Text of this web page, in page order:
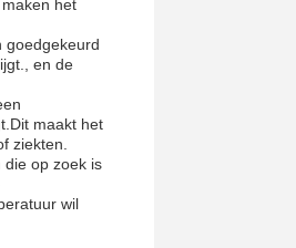
het
goedgekeurd
en de
maakt het
ziekten.
op zoek is
wil